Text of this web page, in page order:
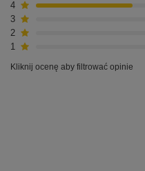
4
3
2
1
Kliknij ocenę aby filtrować opinie